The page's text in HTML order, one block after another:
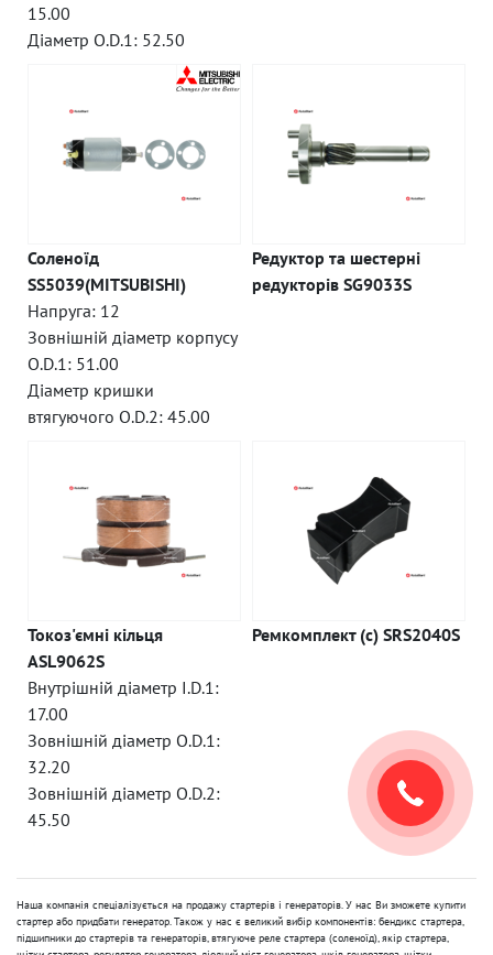
15.00
Діаметр O.D.1: 52.50
Соленоїд
SS5039(MITSUBISHI)
Напруга: 12
Зовнішній діаметр корпусу
O.D.1: 51.00
Діаметр кришки
втягуючого O.D.2: 45.00
Редуктор та шестерні
редукторів SG9033S
Токоз'ємні кільця
ASL9062S
Внутрішній діаметр I.D.1:
17.00
Зовнішній діаметр O.D.1:
32.20
Зовнішній діаметр O.D.2:
45.50
Ремкомплект (c) SRS2040S
Наша компанія спеціалізується на продажу стартерів і генераторів. У нас Ви зможете купити
стартер або придбати генератор. Також у нас є великий вибір компонентів: бендикс стартера,
підшипники до стартерів та генераторів, втягуюче реле стартера (соленоїд), якір стартера,